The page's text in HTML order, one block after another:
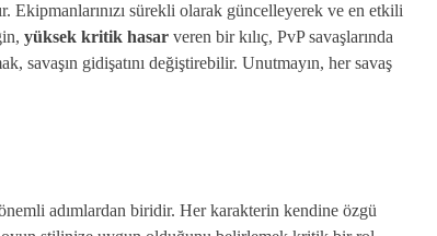
Ekipmanlarınızı sürekli olarak güncelleyerek ve en etkili
yüksek kritik hasar veren bir kılıç, PvP savaşlarında
savaşın gidişatını değiştirebilir. Unutmayın, her savaş
adımlardan biridir. Her karakterin kendine özgü